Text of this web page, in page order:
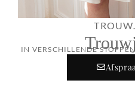
IN VERSCHILLENDE